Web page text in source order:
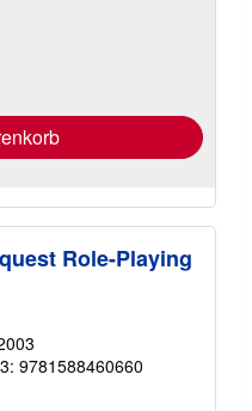
Role-Playing
9781588460660